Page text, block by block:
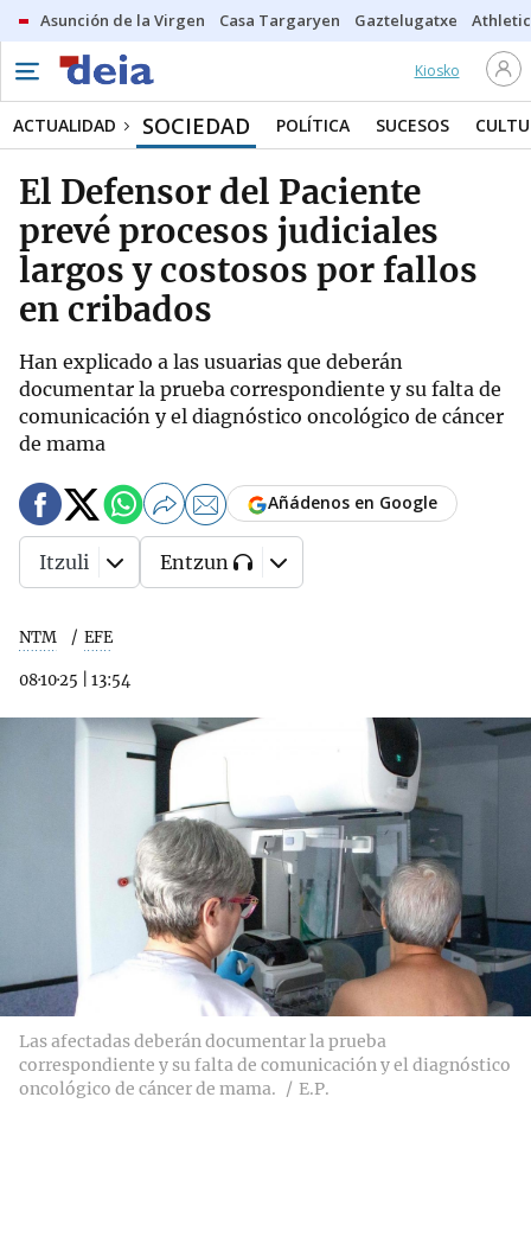
Asunción de la Virgen Casa Targaryen Gaztelugatxe Athletic
Kiosko
ACTUALIDAD SOCIEDAD POLÍTICA SUCESOS
El Defensor del Paciente
prevé procesos judiciales
largos y costosos por fallos
en cribados
Han explicado a las usuarias que deberán
documentar la prueba correspondiente y su falta de
comunicación y el diagnóstico oncológico de cáncer
de mama
NTM EFE
08·10·25 13:54
Añádenos en Google
Itzuli Entzun
Las afectadas deberán documentar la prueba
correspondiente y su falta de comunicación y el diagnóstico
oncológico de cáncer de mama.
E.P.